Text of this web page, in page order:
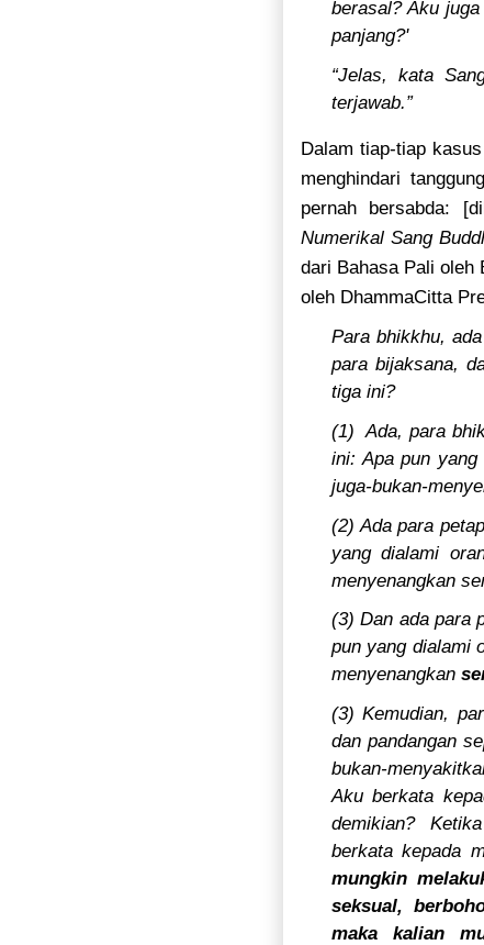
berasal? Aku
panjang?'
“Jelas, kata
terjawab.”
Dalam tiap-tiap
menghindari
pernah bersabda:
Numerikal Sang
dari Bahasa Pali oleh
oleh DhammaCitta
Para bhikkhu,
para bijaksana,
tiga ini?
(1) Ada, para
ini: Apa pun
juga-bukan-
(2) Ada para
yang dialami
menyenangkan
(3) Dan ada para
pun yang dialami
menyenangkan
(3) Kemudian,
dan pandangan
bukan-
Aku berkata
demikian?
berkata kepada
mungkin
seksual,
maka kalian